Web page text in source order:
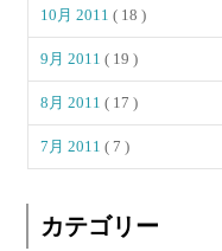
10月 2011( 18 )
9月 2011( 19 )
8月 2011( 17 )
7月 2011( 7 )
カテゴリー